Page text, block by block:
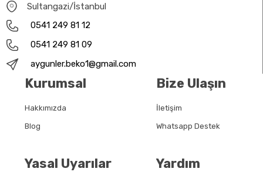
Sultangazi/İstanbul
0541 249 81 12
0541 249 81 09
aygunler.beko1@gmail.com
Kurumsal
Hakkımızda
Blog
Yasal Uyarılar
Bize Ulaşın
İletişim
Whatsapp Destek
Yardım